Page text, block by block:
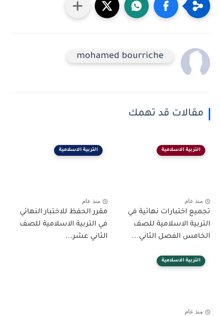
mohamed bourriche
مقالات قد تهمك
التربية الاسلامية
منذ عام
تجميع اختبارات نهائية في
التربية الاسلامية للصف
الخامس الفصل الثاني...
التربية الاسلامية
منذ عام
مقرر الحفظ للاختبار النهائي
في التربية الاسلامية للصف
الثاني عشر...
التربية الاسلامية
منذ عام